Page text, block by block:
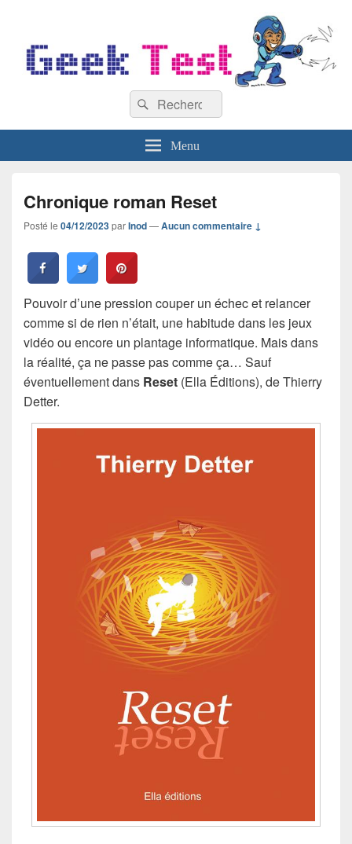
Recherche :
Rechercher
Menu
Chronique roman Reset
Posté le 04/12/2023parInod—Aucun commentaire ↓
Pouvoir d’une pression couper un échec et relancer
comme si de rien n’était, une habitude dans les jeux
vidéo ou encore un plantage informatique. Mais dans
la réalité, ça ne passe pas comme ça… Sauf
éventuellement dans Reset (Ella Éditions), de Thierry
Detter.